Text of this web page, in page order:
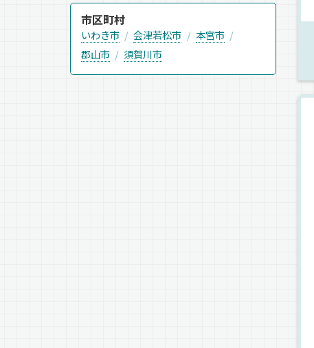
市区町村
いわき市 会津若松市
本宮市
郡山市
須賀川市